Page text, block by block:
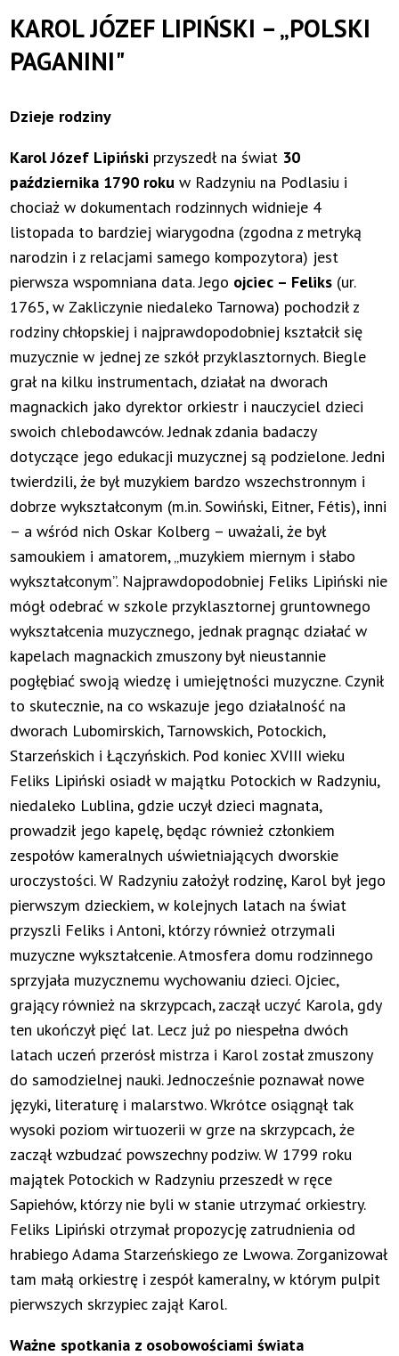
Symfoniczna
KAROL JÓZEF LIPIŃSKI – „POLSKI
PAGANINI"
Dzieje rodziny
Karol Józef Lipiński przyszedł na świat 30
października 1790 roku w Radzyniu na Podlasiu i
chociaż w dokumentach rodzinnych widnieje 4
listopada to bardziej wiarygodna (zgodna z metryką
narodzin i z relacjami samego kompozytora) jest
pierwsza wspomniana data. Jego ojciec – Feliks (ur.
1765, w Zakliczynie niedaleko Tarnowa) pochodził z
rodziny chłopskiej i najprawdopodobniej kształcił się
muzycznie w jednej ze szkół przyklasztornych. Biegle
grał na kilku instrumentach, działał na dworach
magnackich jako dyrektor orkiestr i nauczyciel dzieci
swoich chlebodawców. Jednak zdania badaczy
dotyczące jego edukacji muzycznej są podzielone. Jedni
twierdzili, że był muzykiem bardzo wszechstronnym i
dobrze wykształconym (m.in. Sowiński, Eitner, Fétis), inni
– a wśród nich Oskar Kolberg – uważali, że był
samoukiem i amatorem, „muzykiem miernym i słabo
wykształconym”. Najprawdopodobniej Feliks Lipiński nie
mógł odebrać w szkole przyklasztornej gruntownego
wykształcenia muzycznego, jednak pragnąc działać w
kapelach magnackich zmuszony był nieustannie
pogłębiać swoją wiedzę i umiejętności muzyczne. Czynił
to skutecznie, na co wskazuje jego działalność na
dworach Lubomirskich, Tarnowskich, Potockich,
Starzeńskich i Łączyńskich. Pod koniec XVIII wieku
Feliks Lipiński osiadł w majątku Potockich w Radzyniu,
niedaleko Lublina, gdzie uczył dzieci magnata,
prowadził jego kapelę, będąc również członkiem
zespołów kameralnych uświetniających dworskie
uroczystości. W Radzyniu założył rodzinę, Karol był jego
pierwszym dzieckiem, w kolejnych latach na świat
przyszli Feliks i Antoni, którzy również otrzymali
muzyczne wykształcenie. Atmosfera domu rodzinnego
sprzyjała muzycznemu wychowaniu dzieci. Ojciec,
grający również na skrzypcach, zaczął uczyć Karola, gdy
ten ukończył pięć lat. Lecz już po niespełna dwóch
latach uczeń przerósł mistrza i Karol został zmuszony
do samodzielnej nauki. Jednocześnie poznawał nowe
języki, literaturę i malarstwo. Wkrótce osiągnął tak
wysoki poziom wirtuozerii w grze na skrzypcach, że
zaczął wzbudzać powszechny podziw. W 1799 roku
majątek Potockich w Radzyniu przeszedł w ręce
Sapiehów, którzy nie byli w stanie utrzymać orkiestry.
Feliks Lipiński otrzymał propozycję zatrudnienia od
hrabiego Adama Starzeńskiego ze Lwowa. Zorganizował
tam małą orkiestrę i zespół kameralny, w którym pulpit
pierwszych skrzypiec zajął Karol.
Ważne spotkania z osobowościami świata